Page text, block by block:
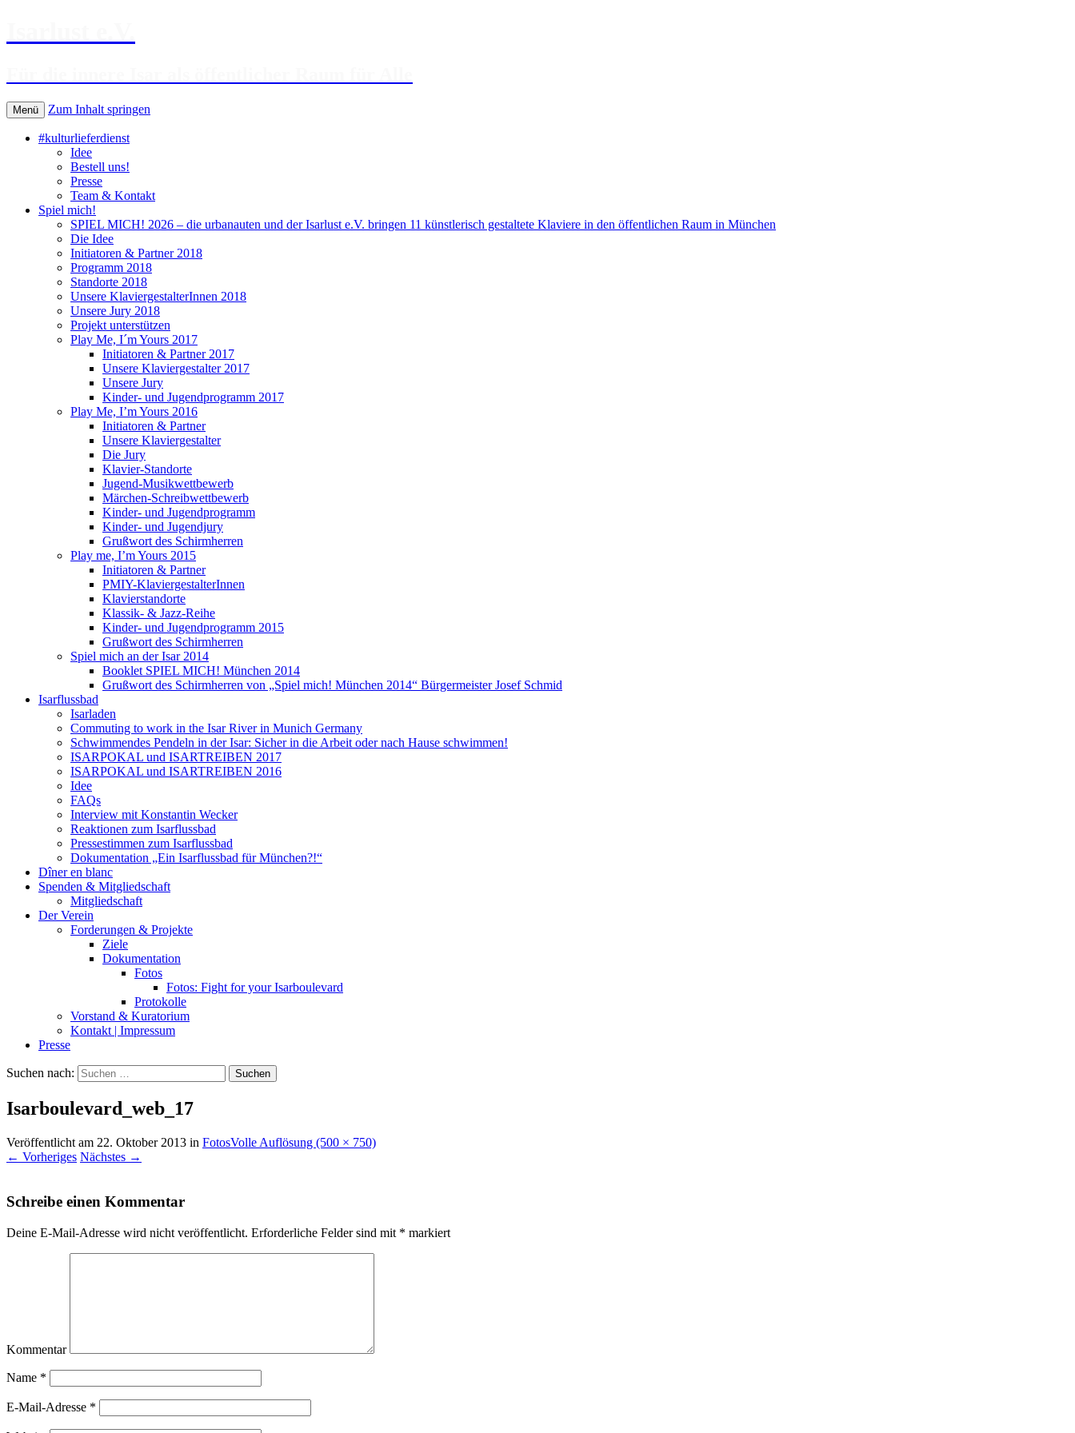
Menü Zum Inhalt springen
#kulturlieferdienst
Idee
Bestell uns!
Presse
Team & Kontakt
Spiel mich!
SPIEL MICH! 2026 – die urbanauten und der Isarlust e.V. bringen 11 künstlerisch gestaltete Klaviere in den öffentlichen Raum in München
Die Idee
Initiatoren & Partner 2018
Programm 2018
Standorte 2018
Unsere KlaviergestalterInnen 2018
Unsere Jury 2018
Projekt unterstützen
Play Me, I´m Yours 2017
Initiatoren & Partner 2017
Unsere Klaviergestalter 2017
Unsere Jury
Kinder- und Jugendprogramm 2017
Play Me, I’m Yours 2016
Initiatoren & Partner
Unsere Klaviergestalter
Die Jury
Klavier-Standorte
Jugend-Musikwettbewerb
Märchen-Schreibwettbewerb
Kinder- und Jugendprogramm
Kinder- und Jugendjury
Grußwort des Schirmherren
Play me, I’m Yours 2015
Initiatoren & Partner
PMIY-KlaviergestalterInnen
Klavierstandorte
Klassik- & Jazz-Reihe
Kinder- und Jugendprogramm 2015
Grußwort des Schirmherren
Spiel mich an der Isar 2014
Booklet SPIEL MICH! München 2014
Grußwort des Schirmherren von „Spiel mich! München 2014“ Bürgermeister Josef Schmid
Isarflussbad
Isarladen
Commuting to work in the Isar River in Munich Germany
Schwimmendes Pendeln in der Isar: Sicher in die Arbeit oder nach Hause schwimmen!
ISARPOKAL und ISARTREIBEN 2017
ISARPOKAL und ISARTREIBEN 2016
Idee
FAQs
Interview mit Konstantin Wecker
Reaktionen zum Isarflussbad
Pressestimmen zum Isarflussbad
Dokumentation „Ein Isarflussbad für München?!“
Dîner en blanc
Spenden & Mitgliedschaft
Mitgliedschaft
Der Verein
Forderungen & Projekte
Ziele
Dokumentation
Fotos
Fotos: Fight for your Isarboulevard
Protokolle
Vorstand & Kuratorium
Kontakt | Impressum
Presse
Suchen nach:
Isarboulevard_web_17
Veröffentlicht am 22. Oktober 2013 in FotosVolle Auflösung (500 × 750)
← Vorheriges Nächstes →
Schreibe einen Kommentar
Deine E-Mail-Adresse wird nicht veröffentlicht. Erforderliche Felder sind mit * markiert
Kommentar
Name *
E-Mail-Adresse *